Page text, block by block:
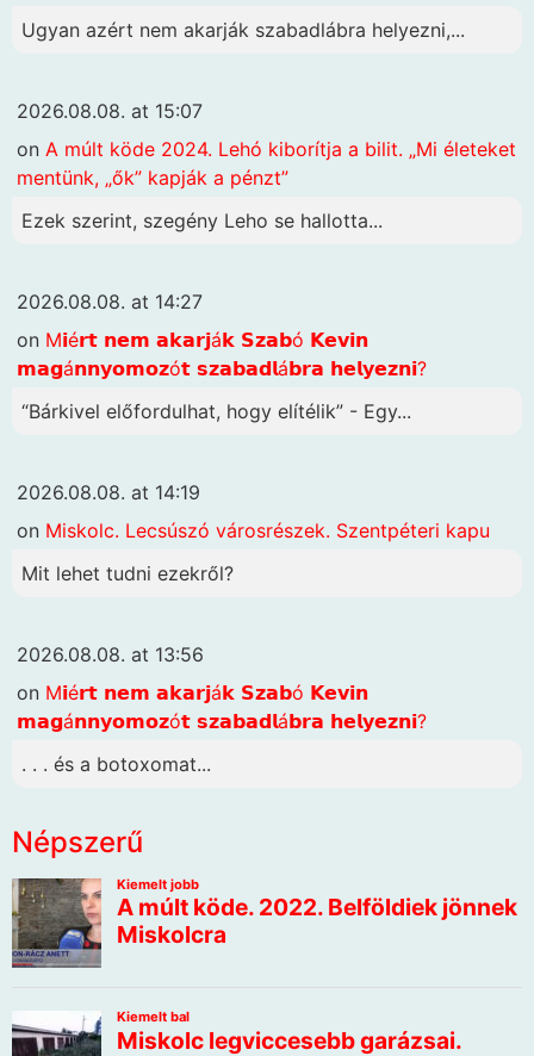
Ugyan azért nem akarják szabadlábra helyezni,...
2026.08.08. at 15:07
on A múlt köde 2024. Lehó kiborítja a bilit. „Mi életeket
mentünk, „ők” kapják a pénzt”
Ezek szerint, szegény Leho se hallotta...
2026.08.08. at 14:27
on M𝗶é𝗿𝘁 𝗻𝗲𝗺 𝗮𝗸𝗮𝗿𝗷á𝗸 𝗦𝘇𝗮𝗯ó 𝗞𝗲𝘃𝗶𝗻
𝗺𝗮𝗴á𝗻𝗻𝘆𝗼𝗺𝗼𝘇ó𝘁 𝘀𝘇𝗮𝗯𝗮𝗱𝗹á𝗯𝗿𝗮 𝗵𝗲𝗹𝘆𝗲𝘇𝗻𝗶?
“Bárkivel előfordulhat, hogy elítélik” - Egy...
2026.08.08. at 14:19
on Miskolc. Lecsúszó városrészek. Szentpéteri kapu
Mit lehet tudni ezekről?
2026.08.08. at 13:56
on M𝗶é𝗿𝘁 𝗻𝗲𝗺 𝗮𝗸𝗮𝗿𝗷á𝗸 𝗦𝘇𝗮𝗯ó 𝗞𝗲𝘃𝗶𝗻
𝗺𝗮𝗴á𝗻𝗻𝘆𝗼𝗺𝗼𝘇ó𝘁 𝘀𝘇𝗮𝗯𝗮𝗱𝗹á𝗯𝗿𝗮 𝗵𝗲𝗹𝘆𝗲𝘇𝗻𝗶?
. . . és a botoxomat...
Népszerű